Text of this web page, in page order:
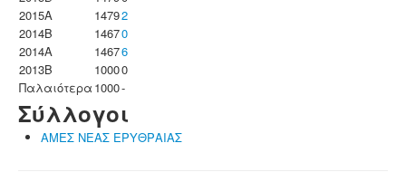
2015A
14792
2014B
14670
2014A
14676
2013B
10000
Παλαιότερα 1000-
Σύλλογοι
ΑΜΕΣ ΝΕΑΣ ΕΡΥΘΡΑΙΑΣ